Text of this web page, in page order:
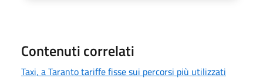
Contenuti correlati
Taxi, a Taranto tariffe fisse sui percorsi più utilizzati